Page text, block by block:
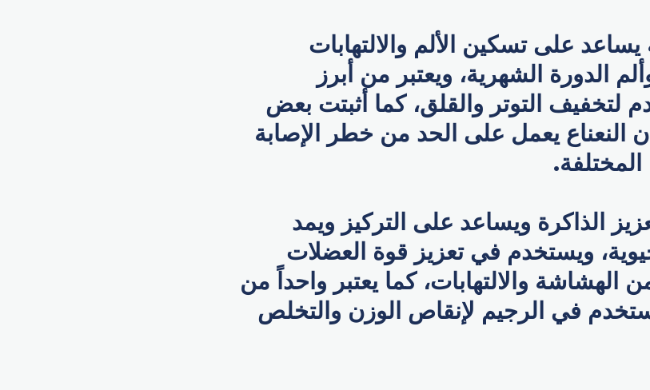
يساعد على تسكين الألم والالتهابات
الدورة الشهرية، ويعتبر من أبرز
لتخفيف التوتر والقلق، كما أثبتت بعض
النعناع يعمل على الحد من خطر الإصابة
الذاكرة ويساعد على التركيز ويمد
ويستخدم في تعزيز قوة العضلات
الهشاشة والالتهابات، كما يعتبر واحداً من
في الرجيم لإنقاص الوزن والتخلص